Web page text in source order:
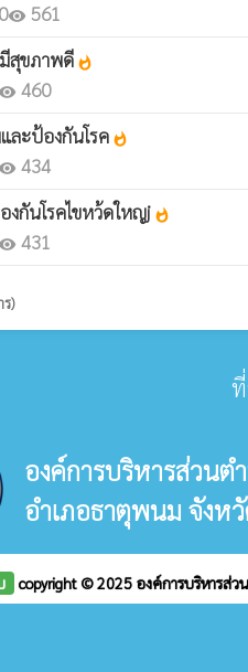
visibility 561
สุขภาพดี whatshot
460
ละป้องกันโรค whatshot
434
งกันโรคไขหว้ดใหญj whatshot
431
)
องค์การบริหารส่วน
อำเภอธาตุพนม จังห
copyright © 2025 องค์การบริหารส่